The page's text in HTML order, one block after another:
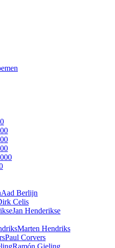
Aad Berlijn
Celis
Jan Henderikse
Marten Hendriks
Paul Corvers
Ramón Gieling